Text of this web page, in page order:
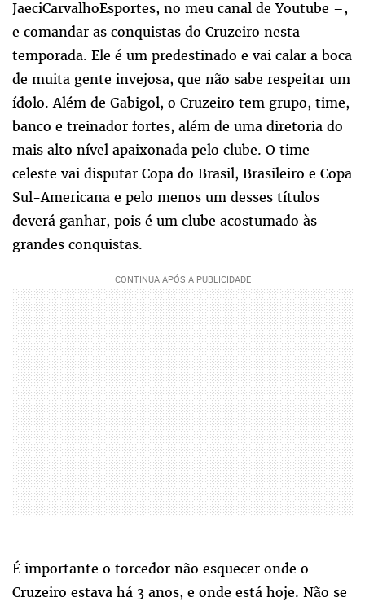
JaeciCarvalhoEsportes, no meu canal de Youtube –,
e comandar as conquistas do Cruzeiro nesta
temporada. Ele é um predestinado e vai calar a boca
de muita gente invejosa, que não sabe respeitar um
ídolo. Além de Gabigol, o Cruzeiro tem grupo, time,
banco e treinador fortes, além de uma diretoria do
mais alto nível apaixonada pelo clube. O time
celeste vai disputar Copa do Brasil, Brasileiro e Copa
Sul-Americana e pelo menos um desses títulos
deverá ganhar, pois é um clube acostumado às
grandes conquistas.
É importante o torcedor não esquecer onde o
Cruzeiro estava há 3 anos, e onde está hoje. Não se